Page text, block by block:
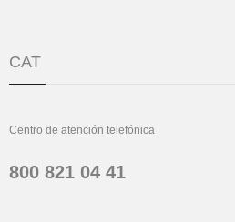
CAT
Centro de atención telefónica
800 821 04 41